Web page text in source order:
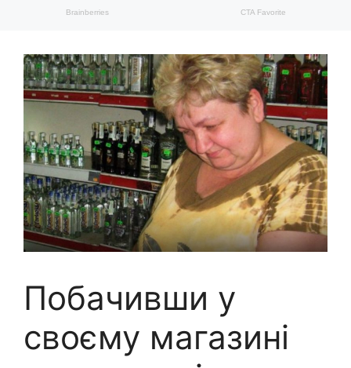
Побачивши у
своєму магазині